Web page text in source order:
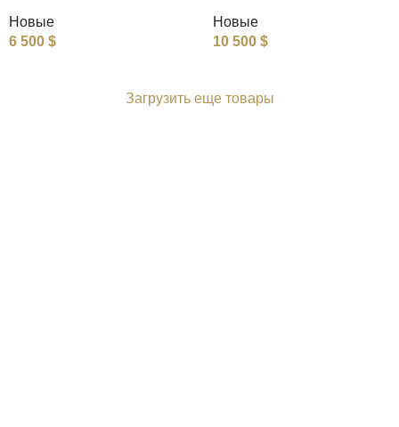
Новые
6 500 $
Новые
10 500 $
Загрузить еще товары